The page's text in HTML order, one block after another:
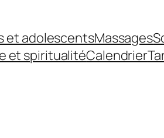
et adolescentsMassages
et spiritualitéCalendrier